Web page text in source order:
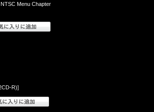
Menu Chapter
R)]